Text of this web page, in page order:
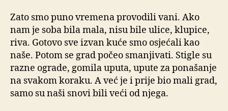
Zato smo puno vremena provodili vani. Ako
nam je soba bila mala, nisu bile ulice, klupice,
riva. Gotovo sve izvan kuće smo osjećali kao
naše. Potom se grad počeo smanjivati. Stigle su
razne ograde, gomila uputa, upute za ponašanje
na svakom koraku. A već je i prije bio mali grad,
samo su naši snovi bili veći od njega.